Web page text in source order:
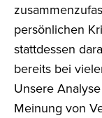
persönlichen
stattdessen
bereits bei
Unsere
Meinung von